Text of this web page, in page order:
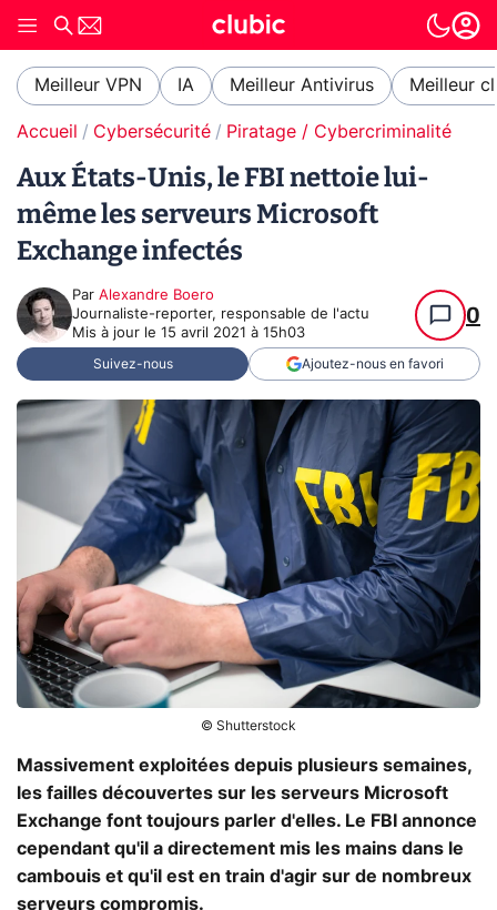
Meilleur VPN IA Meilleur Antivirus Meilleur
Accueil Cybersécurité Piratage / Cybercriminalité
Aux États-Unis, le FBI nettoie lui-
même les serveurs Microsoft
Exchange infectés
Par Alexandre Boero
Journaliste-reporter, responsable de l'actu
Mis à jour le 15 avril 2021 à 15h03
0
Suivez-nous Ajoutez-nous en favori
© Shutterstock
Massivement exploitées depuis plusieurs semaines,
les failles découvertes sur les serveurs Microsoft
Exchange font toujours parler d'elles. Le FBI annonce
cependant qu'il a directement mis les mains dans le
cambouis et qu'il est en train d'agir sur de nombreux
serveurs compromis.